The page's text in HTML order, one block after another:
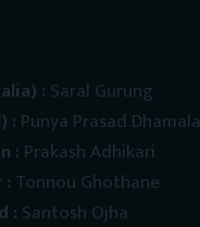
: Saral Gurung
: Punya Prasad Dhamala
: Prakash Adhikari
: Tonnou Ghothane
: Santosh Ojha